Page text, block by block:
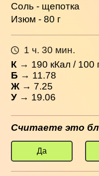
Соль - щепотка
Изюм - 80 г
1 ч. 30 мин.
К → 190 кКал / 100
Б → 11.78
Ж → 7.25
У → 19.06
Считаете это
Да